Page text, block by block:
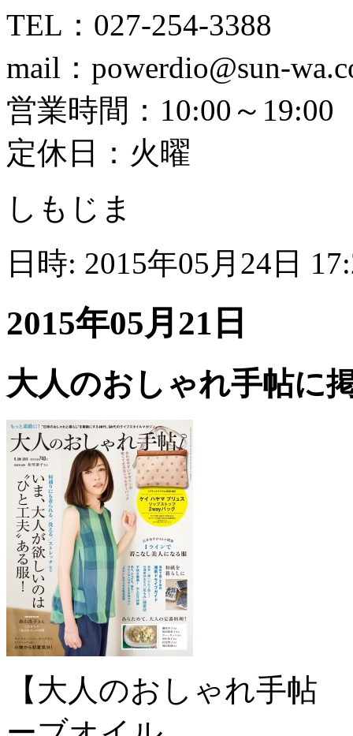
TEL：027-254-3388
mail：powerdio@sun-
営業時間：10:00～19:00
定休日：火曜
しもじま
日時: 2015年05月24日
2015年05月21日
大人のおしゃれ手帖に
【大人のおしゃれ手帖